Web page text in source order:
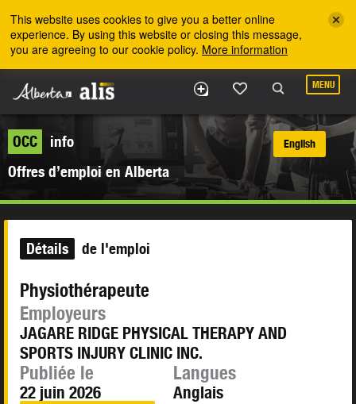
This website uses cookies to give you a better online
experience. By using this website or closing this message,
you are agreeing to our cookie policy. More information
MENU
OCC
info
Offres d’emploi en Alberta
English
Détails de l'emploi
Physiothérapeute
Employeurs
JAGARE RIDGE PHYSICAL THERAPY AND
SPORTS INJURY CLINIC INC.
Publiée le
22 juin 2026
Langues
Anglais